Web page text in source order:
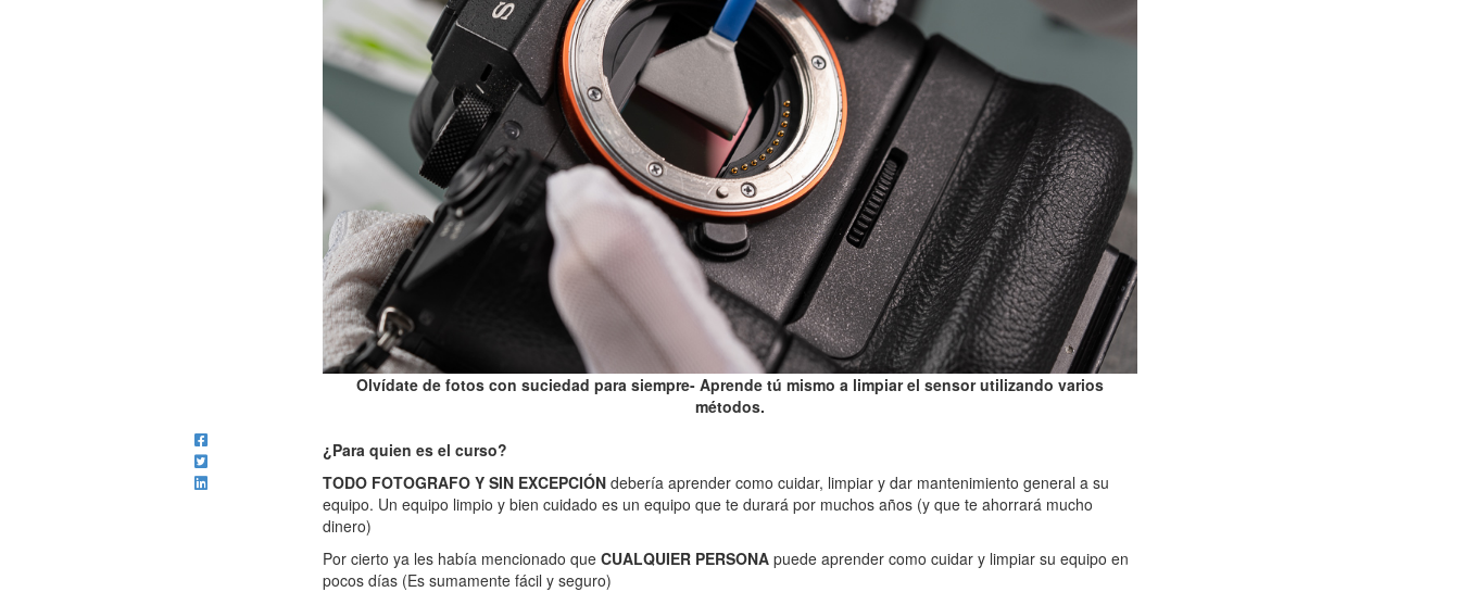
Olvídate de fotos con suciedad para siempre- Aprende tú mismo a limpiar el sensor utilizando varios
métodos.
¿Para quien es el curso?
TODO FOTOGRAFO Y SIN EXCEPCIÓN debería aprender como cuidar, limpiar y dar mantenimiento general a su
equipo. Un equipo limpio y bien cuidado es un equipo que te durará por muchos años (y que te ahorrará mucho
dinero)
Por cierto ya les había mencionado que CUALQUIER PERSONA puede aprender como cuidar y limpiar su equipo en
pocos días (Es sumamente fácil y seguro)